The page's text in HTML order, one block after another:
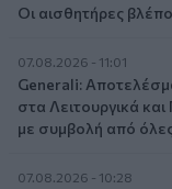
Οι αισθητήρες
07.08.2026 - 11:01
Generali:
στα Λειτουργικά
με συμβολή από όλες
07.08.2026 - 10:28